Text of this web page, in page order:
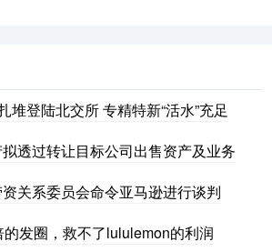
堆登陆北交所 专精特新“活水”充足
透过转让目标公司出售资产及业务
关系委员会命令亚马逊进行谈判
发圈，救不了lululemon的利润